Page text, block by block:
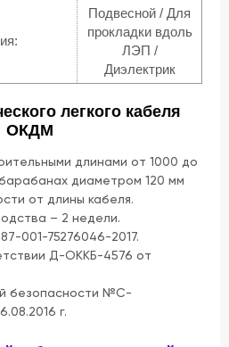
Подвесной / Для
прокладки вдоль
ЛЭП /
Диэлектрик
легкого кабеля
ОКДМ
длинами от 1000 до
диаметром 120 мм
от длины кабеля.
– 2 недели.
001-75276046-2017.
Д-ОККБ-4576 от
безопасности №С-
г.